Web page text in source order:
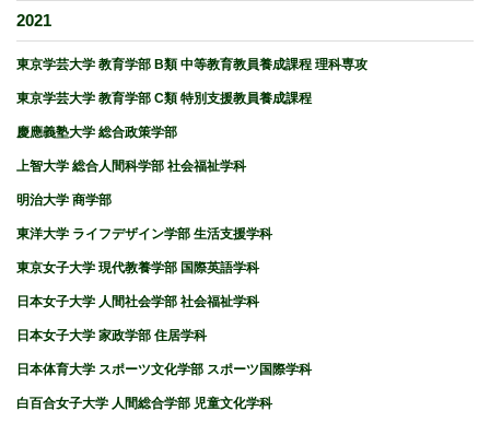
2021
東京学芸大学 教育学部 B類 中等教育教員養成課程 理科専攻
東京学芸大学 教育学部 C類 特別支援教員養成課程
慶應義塾大学 総合政策学部
上智大学 総合人間科学部 社会福祉学科
明治大学 商学部
東洋大学 ライフデザイン学部 生活支援学科
東京女子大学 現代教養学部 国際英語学科
日本女子大学 人間社会学部 社会福祉学科
日本女子大学 家政学部 住居学科
日本体育大学 スポーツ文化学部 スポーツ国際学科
白百合女子大学 人間総合学部 児童文化学科